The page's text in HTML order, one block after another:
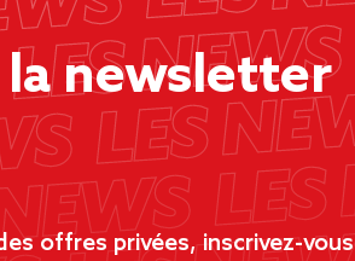
la newsletter
offres privées, inscrivez-